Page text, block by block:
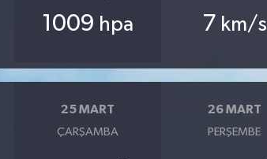
1009 hpa 7 km/s
25 MART
ÇARŞAMBA
26 MART
PERŞEMBE